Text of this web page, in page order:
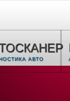
АВТО